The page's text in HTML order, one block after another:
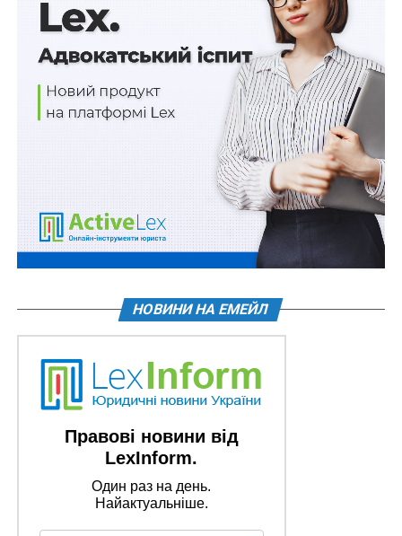
11 разів більше компаній, ніж припинено
Перехід через Дунай до Румунії та
прикордонна інфраструктура з Молдовою –
серед публічних…
Оцінку безбар'єрності можна проводити
Воєнний стан і загальну мобілізацію
подовжено на 90 діб
«Транспортний безвіз» із Боснією і
Герцеговиною запрацює з 2027 року
Податкова отримає доступ до рахунків українців
НЕ ПРОПУСТІТЬ
Фінал конкурсу на посаду очільника БЕБ
НОВИНИ НА ЕМЕЙЛ
Правові новини від
LexInform.
Один раз на день.
Найактуальніше.